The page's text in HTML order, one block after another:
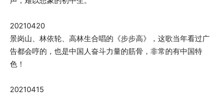
20210420
景岗山、林依轮、高林生合唱的《步步高》，这歌当年看过广
告都会哼的，也是中国人奋斗力量的筋骨，非常的有中国特
色！
20210415